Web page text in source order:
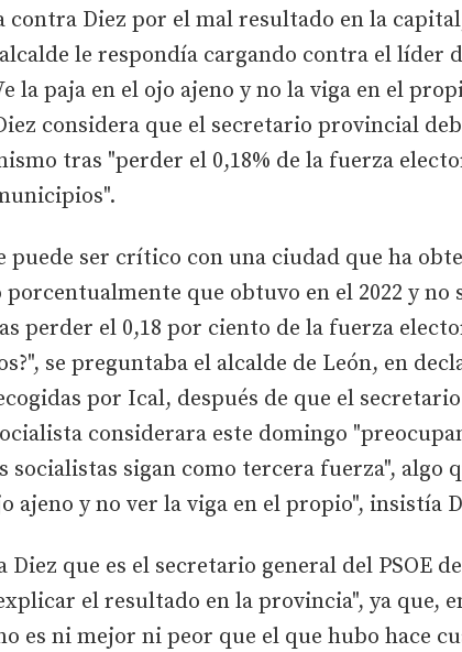
contra Diez por el mal resultado en la
le respondía cargando contra el líder
la paja en el ojo ajeno y no la viga en el
considera que el secretario provincial
tras "perder el 0,18% de la fuerza
puede ser crítico con una ciudad que ha
que obtuvo en el 2022 y no
perder el 0,18 por ciento de la fuerza
se preguntaba el alcalde de León, en
por Ical, después de que el
considerara este domingo
socialistas sigan como tercera fuerza", algo
ajeno y no ver la viga en el propio", insistía
Diez que es el secretario general del PSOE
el resultado en la provincia", ya que,
es ni mejor ni peor que el que hubo hace